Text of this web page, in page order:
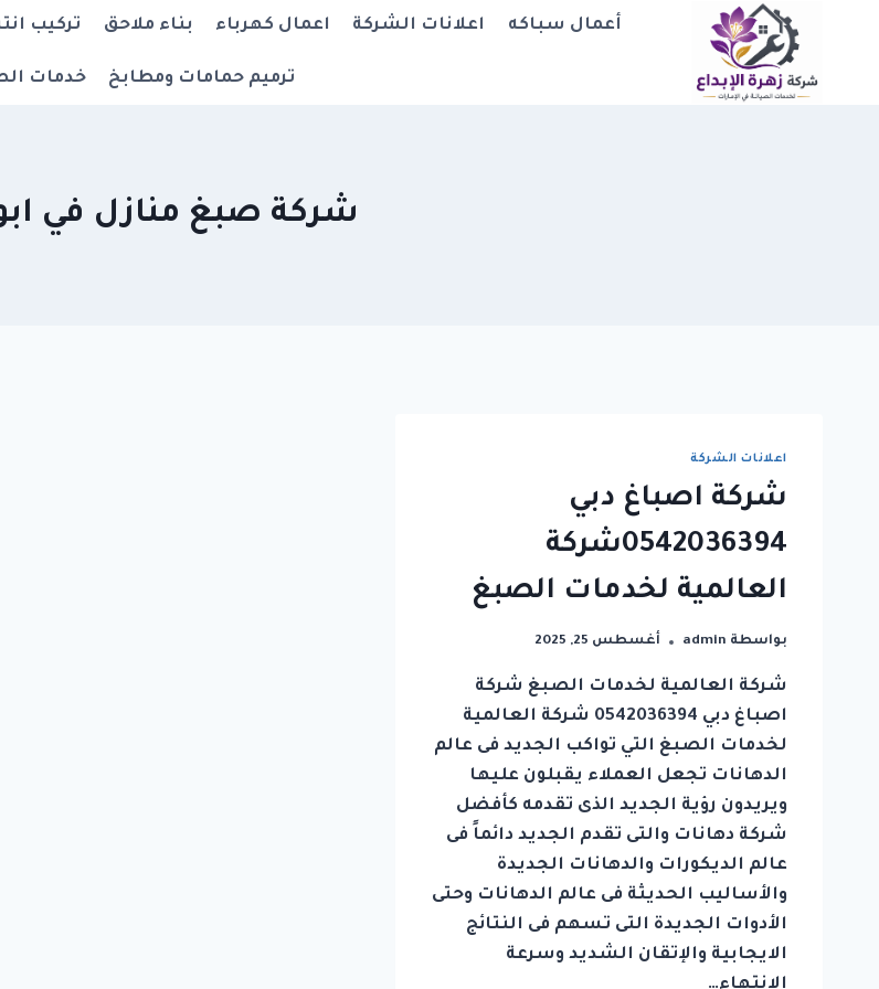
المحتوى
أعمال سباكه اعلانات الشركة اعمال كهرباء بناء ملاحق تركيب
ترميم حمامات ومطابخ خدمات
شركة صبغ منازل في
اعلانات الشركة
شركة اصباغ دبي
0542036394شركة
العالمية لخدمات الصبغ
بواسطة admin أغسطس 25, 2025
شركة العالمية لخدمات الصبغ شركة
اصباغ دبي 0542036394 شركة العالمية
لخدمات الصبغ التي تواكب الجديد فى عالم
الدهانات تجعل العملاء يقبلون عليها
ويريدون رؤية الجديد الذى تقدمه كأفضل
شركة دهانات والتى تقدم الجديد دائماً فى
عالم الديكورات والدهانات الجديدة
والأساليب الحديثة فى عالم الدهانات وحتى
الأدوات الجديدة التى تسهم فى النتائج
الايجابية والإتقان الشديد وسرعة